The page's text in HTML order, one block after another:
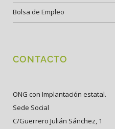
Bolsa de Empleo
CONTACTO
ONG con Implantación estatal.
Sede Social
C/Guerrero Julián Sánchez, 1